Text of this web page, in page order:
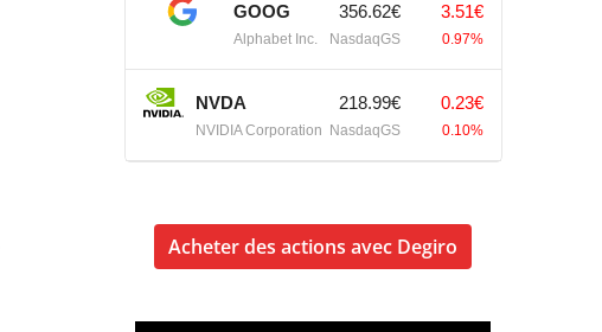
GOOG
Alphabet Inc.
356.62€
NasdaqGS
3.51€
0.97%
NVDA
NVIDIA Corporation
218.99€
NasdaqGS
0.23€
0.10%
Acheter des actions avec Degiro